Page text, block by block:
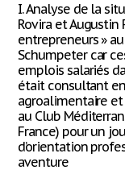
I. Analyse de la
Rovira et Augustin
entrepreneurs »
Schumpeter car
emplois salariés
était consultant
agroalimentaire
au Club
France) pour un
d’orientation
aventure